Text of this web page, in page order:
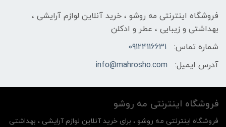
فروشگاه اینترنتی مه‌ رو‌شو ، خرید آنلاین لوازم آرایشی ،
بهداشتی و زیبایی ، عطر و ادکلن
شماره تماس:
09124116631
آدرس ایمیل:
info@mahrosho.com
فروشگاه اینترنتی مه‌ رو‌شو
فروشگاه اینترنتی مه‌ رو‌شو ، برای خرید آنلاین لوازم آرایشی ، بهداشتی